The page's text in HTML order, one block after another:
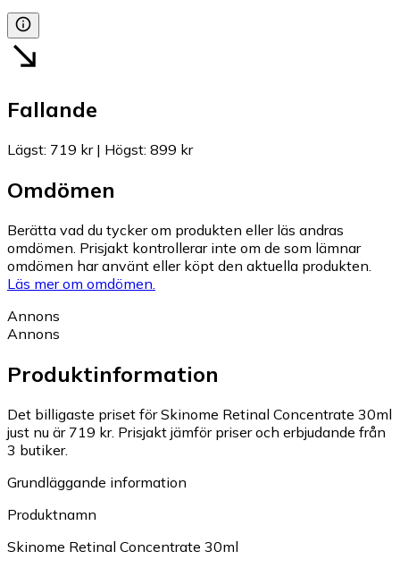
Fallande
Lägst: 719 kr| Högst: 899 kr
Omdömen
Berätta vad du tycker om produkten eller läs andras
omdömen. Prisjakt kontrollerar inte om de som lämnar
omdömen har använt eller köpt den aktuella produkten.
Läs mer om omdömen.
Annons
Annons
Produktinformation
Det billigaste priset för Skinome Retinal Concentrate 30ml
just nu är 719 kr. Prisjakt jämför priser och erbjudande från
3 butiker.
Grundläggande information
Produktnamn
Skinome Retinal Concentrate 30ml